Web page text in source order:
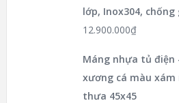
lớp, Inox304, chống
12.900.000₫
Máng nhựa tủ điện
xương cá màu xám
thưa 45x45